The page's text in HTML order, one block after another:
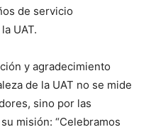
de servicio
UAT.
y agradecimiento
de la UAT no se mide
sino por las
misión: “Celebramos